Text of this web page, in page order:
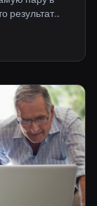
результат